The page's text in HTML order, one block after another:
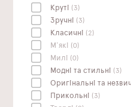
Круті (3)
Зручні (3)
Класичні (2)
М'які (0)
Милі (0)
Модні та стильні (3)
Оригінальні та
Прикольні (3)